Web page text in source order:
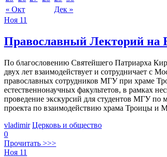
« Окт Дек »
Ноя 11
Православный Лекторий на
По благословению Святейшего Патриарха
двух лет взаимодействует и сотрудничает с
православных сотрудников МГУ при храме
естественнонаучных факультетов, в рамках
проведение экскурсий для студентов МГУ по
проекта по взаимодействию храма Троицы и
vladimir Церковь и общество
0
Прочитать >>>
Ноя 11